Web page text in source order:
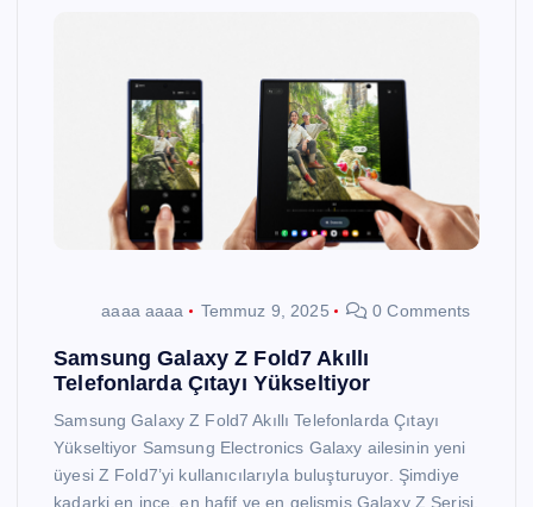
aaaa aaaa Temmuz 9, 2025 0 Comments
Samsung Galaxy Z Fold7 Akıllı
Telefonlarda Çıtayı Yükseltiyor
Samsung Galaxy Z Fold7 Akıllı Telefonlarda Çıtayı
Yükseltiyor Samsung Electronics Galaxy ailesinin yeni
üyesi Z Fold7’yi kullanıcılarıyla buluşturuyor. Şimdiye
kadarki en ince, en hafif ve en gelişmiş Galaxy Z Serisi,